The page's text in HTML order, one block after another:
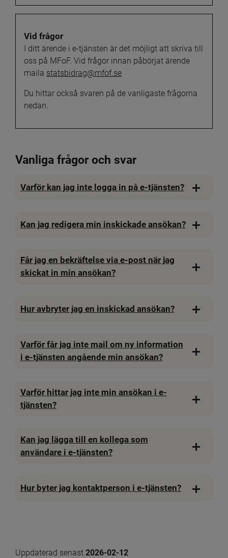
Vid frågor
I ditt ärende i e-tjänsten är det möjligt att skriva till
oss på MFoF. Vid frågor innan påbörjat ärende
maila statsbidrag@mfof.se
Du hittar också svaren på de vanligaste frågorna
nedan.
Vanliga frågor och svar
Varför kan jag inte logga in på e-tjänsten?
Kan jag redigera min inskickade ansökan?
Får jag en bekräftelse via e-post när jag
skickat in min ansökan?
Hur avbryter jag en inskickad ansökan?
Varför får jag inte mail om ny information
i e-tjänsten angående min ansökan?
Varför hittar jag inte min ansökan i e-
tjänsten?
Kan jag lägga till en kollega som
användare i e-tjänsten?
Hur byter jag kontaktperson i e-tjänsten?
Uppdaterad senast 2026-02-12